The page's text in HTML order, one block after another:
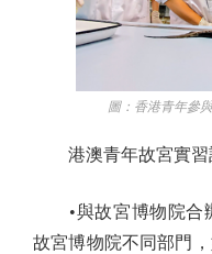
圖：香港青年參與
港澳青年故宮實習
•與故宮博物院合
故宮博物院不同部門